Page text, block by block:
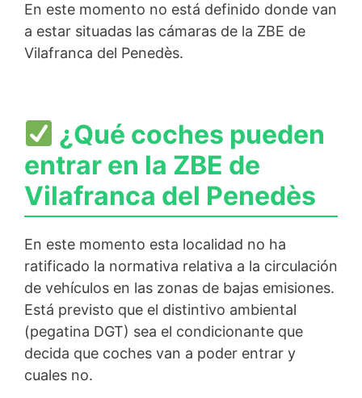
En este momento no está definido donde van
a estar situadas las cámaras de la ZBE de
Vilafranca del Penedès.
¿Qué coches pueden
entrar en la ZBE de
Vilafranca del Penedès
En este momento esta localidad no ha
ratificado la normativa relativa a la circulación
de vehículos en las zonas de bajas emisiones.
Está previsto que el distintivo ambiental
(pegatina DGT) sea el condicionante que
decida que coches van a poder entrar y
cuales no.